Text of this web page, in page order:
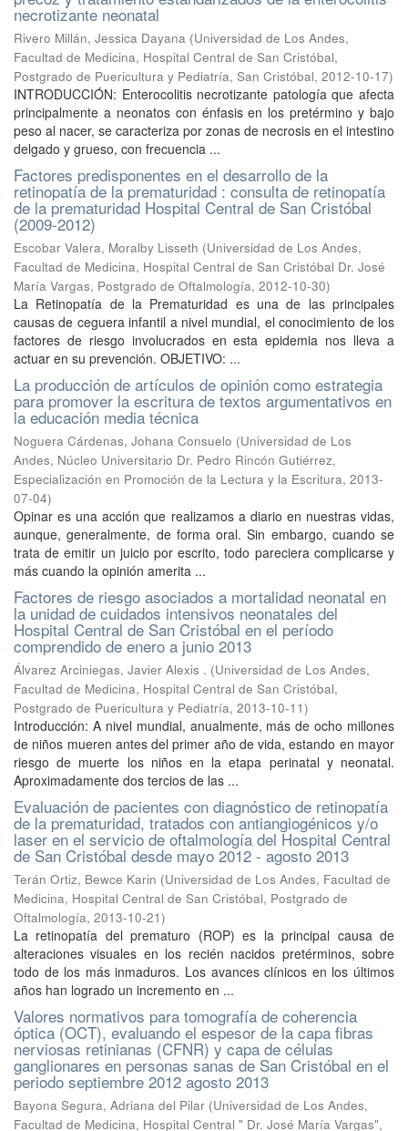
necrotizante neonatal
Rivero Millán, Jessica Dayana (Universidad de Los Andes,
Facultad de Medicina, Hospital Central de San Cristóbal,
Postgrado de Puericultura y Pediatría, San Cristóbal, 2012-10-17)
INTRODUCCIÓN: Enterocolitis necrotizante patología que afecta
principalmente a neonatos con énfasis en los pretérmino y bajo
peso al nacer, se caracteriza por zonas de necrosis en el intestino
delgado y grueso, con frecuencia ...
Factores predisponentes en el desarrollo de la
retinopatía de la prematuridad : consulta de retinopatía
de la prematuridad Hospital Central de San Cristóbal
(2009-2012)
Escobar Valera, Moralby Lisseth (Universidad de Los Andes,
Facultad de Medicina, Hospital Central de San Cristóbal Dr. José
María Vargas, Postgrado de Oftalmología, 2012-10-30)
La Retinopatía de la Prematuridad es una de las principales
causas de ceguera infantil a nivel mundial, el conocimiento de los
factores de riesgo involucrados en esta epidemia nos lleva a
actuar en su prevención. OBJETIVO: ...
La producción de artículos de opinión como estrategia
para promover la escritura de textos argumentativos en
la educación media técnica
Noguera Cárdenas, Johana Consuelo (Universidad de Los
Andes, Núcleo Universitario Dr. Pedro Rincón Gutiérrez,
Especialización en Promoción de la Lectura y la Escritura, 2013-
07-04)
Opinar es una acción que realizamos a diario en nuestras vidas,
aunque, generalmente, de forma oral. Sin embargo, cuando se
trata de emitir un juicio por escrito, todo pareciera complicarse y
más cuando la opinión amerita ...
Factores de riesgo asociados a mortalidad neonatal en
la unidad de cuidados intensivos neonatales del
Hospital Central de San Cristóbal en el período
comprendido de enero a junio 2013
Álvarez Arciniegas, Javier Alexis . (Universidad de Los Andes,
Facultad de Medicina, Hospital Central de San Cristóbal,
Postgrado de Puericultura y Pediatría, 2013-10-11)
Introducción: A nivel mundial, anualmente, más de ocho millones
de niños mueren antes del primer año de vida, estando en mayor
riesgo de muerte los niños en la etapa perinatal y neonatal.
Aproximadamente dos tercios de las ...
Evaluación de pacientes con diagnóstico de retinopatía
de la prematuridad, tratados con antiangiogénicos y/o
laser en el servicio de oftalmología del Hospital Central
de San Cristóbal desde mayo 2012 - agosto 2013
Terán Ortiz, Bewce Karin (Universidad de Los Andes, Facultad de
Medicina, Hospital Central de San Cristóbal, Postgrado de
Oftalmología, 2013-10-21)
La retinopatía del prematuro (ROP) es la principal causa de
alteraciones visuales en los recién nacidos pretérminos, sobre
todo de los más inmaduros. Los avances clínicos en los últimos
años han logrado un incremento en ...
Valores normativos para tomografía de coherencia
óptica (OCT), evaluando el espesor de la capa fibras
nerviosas retinianas (CFNR) y capa de células
ganglionares en personas sanas de San Cristóbal en el
periodo septiembre 2012 agosto 2013
Bayona Segura, Adriana del Pilar (Universidad de Los Andes,
Facultad de Medicina, Hospital Central " Dr. José María Vargas",